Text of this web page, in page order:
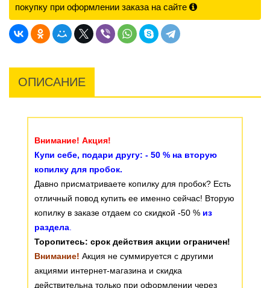
покупку при оформлении заказа на сайте
ОПИСАНИЕ
Внимание! Акция!
Купи себе, подари другу: - 50 % на вторую
копилку для пробок.
Давно присматриваете копилку для пробок? Есть
отличный повод купить ее именно сейчас! Вторую
копилку в заказе отдаем со скидкой -50 % из
раздела.
Торопитесь: срок действия акции ограничен!
Внимание! Акция не суммируется с другими
акциями интернет-магазина и скидка
действительна только при оформлении через